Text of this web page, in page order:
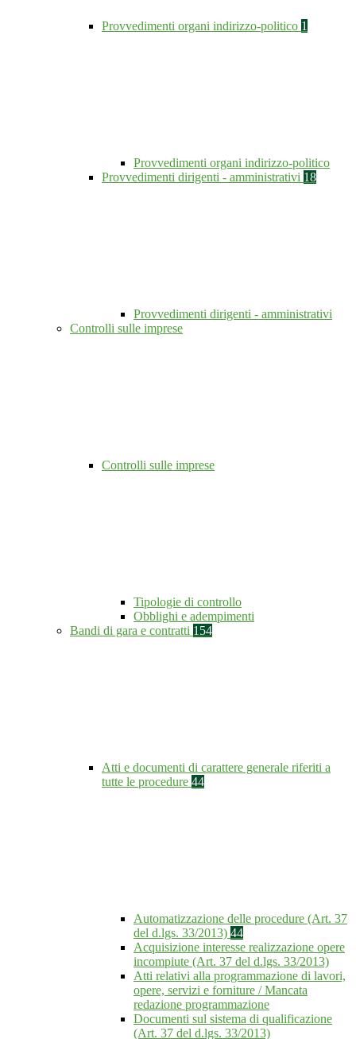
Provvedimenti organi indirizzo-politico 1
Provvedimenti organi indirizzo-politico
Provvedimenti dirigenti - amministrativi 18
Provvedimenti dirigenti - amministrativi
Controlli sulle imprese
Controlli sulle imprese
Tipologie di controllo
Obblighi e adempimenti
Bandi di gara e contratti 154
Atti e documenti di carattere generale riferiti a
tutte le procedure 44
Automatizzazione delle procedure (Art. 37
del d.lgs. 33/2013) 44
Acquisizione interesse realizzazione opere
incompiute (Art. 37 del d.lgs. 33/2013)
Atti relativi alla programmazione di lavori,
opere, servizi e forniture / Mancata
redazione programmazione
Documenti sul sistema di qualificazione
(Art. 37 del d.lgs. 33/2013)